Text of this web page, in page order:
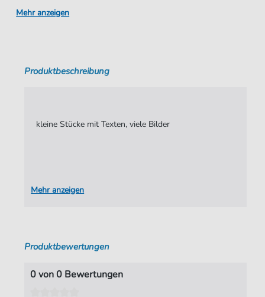
Autoren:
Verlag:
Mehr anzeigen
Produktbeschreibung
kleine Stücke mit Texten, viele Bilder
Mehr anzeigen
Produktbewertungen
0 von 0 Bewertungen